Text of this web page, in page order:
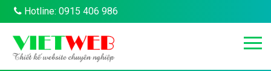
Hotline: 0915 406 986